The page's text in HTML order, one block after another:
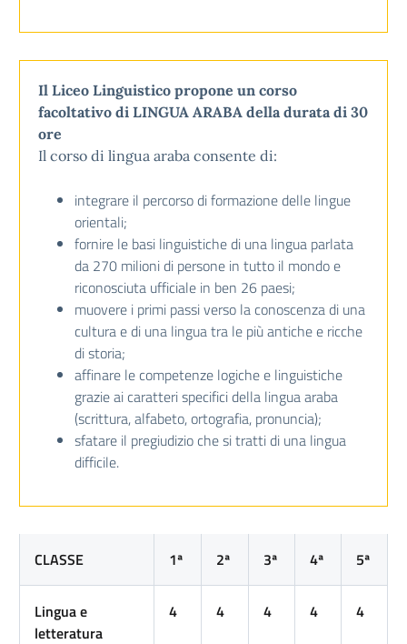
Il Liceo Linguistico propone un corso
facoltativo di LINGUA ARABA della durata di 30
ore
Il corso di lingua araba consente di:
integrare il percorso di formazione delle lingue
orientali;
fornire le basi linguistiche di una lingua parlata
da 270 milioni di persone in tutto il mondo e
riconosciuta ufficiale in ben 26 paesi;
muovere i primi passi verso la conoscenza di una
cultura e di una lingua tra le più antiche e ricche
di storia;
affinare le competenze logiche e linguistiche
grazie ai caratteri specifici della lingua araba
(scrittura, alfabeto, ortografia, pronuncia);
sfatare il pregiudizio che si tratti di una lingua
difficile.
CLASSE 1ª 2ª 3ª 4ª 5ª
Lingua e
letteratura
4 4 4 4 4